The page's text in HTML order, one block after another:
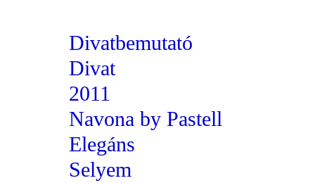
Divatbemutató
Divat
2011
Navona by Pastell
Elegáns
Selyem